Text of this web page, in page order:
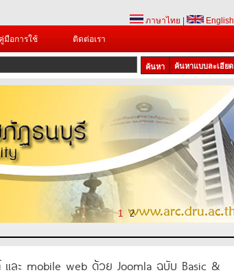
ภาษาไทย
English
คู่มือการใช้ ติดต่อเรา
ค้นหาแบบละเอียด
1 2
และ mobile web ด้วย Joomla ฉบับ Basic &